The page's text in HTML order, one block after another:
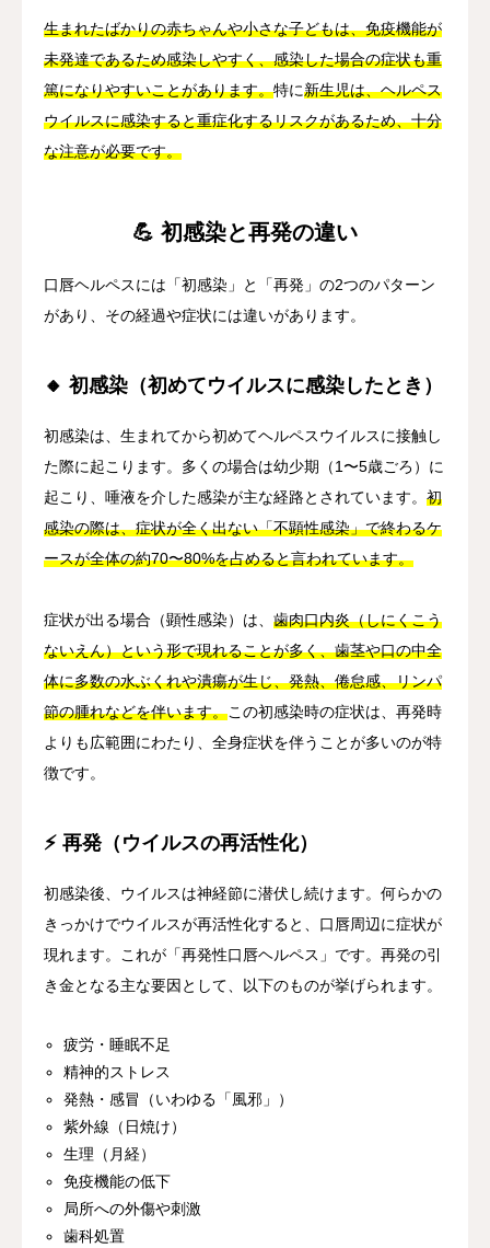
生まれたばかりの赤ちゃんや小さな子どもは、免疫機能が
未発達であるため感染しやすく、感染した場合の症状も重
篤になりやすいことがあります。特に新生児は、ヘルペス
ウイルスに感染すると重症化するリスクがあるため、十分
な注意が必要です。
💪 初感染と再発の違い
口唇ヘルペスには「初感染」と「再発」の2つのパターン
があり、その経過や症状には違いがあります。
🔸 初感染（初めてウイルスに感染したとき）
初感染は、生まれてから初めてヘルペスウイルスに接触し
た際に起こります。多くの場合は幼少期（1〜5歳ごろ）に
起こり、唾液を介した感染が主な経路とされています。 初
感染の際は、症状が全く出ない「不顕性感染」で終わるケ
ースが全体の約70〜80%を占めると言われています。
症状が出る場合（顕性感染）は、 歯肉口内炎（しにくこう
ないえん）という形で現れることが多く、歯茎や口の中全
体に多数の水ぶくれや潰瘍が生じ、発熱、倦怠感、リンパ
節の腫れなどを伴います。この初感染時の症状は、再発時
よりも広範囲にわたり、全身症状を伴うことが多いのが特
徴です。
⚡ 再発（ウイルスの再活性化）
初感染後、ウイルスは神経節に潜伏し続けます。何らかの
きっかけでウイルスが再活性化すると、口唇周辺に症状が
現れます。これが「再発性口唇ヘルペス」です。再発の引
き金となる主な要因として、以下のものが挙げられます。
疲労・睡眠不足
精神的ストレス
発熱・感冒（いわゆる「風邪」）
紫外線（日焼け）
生理（月経）
免疫機能の低下
局所への外傷や刺激
歯科処置